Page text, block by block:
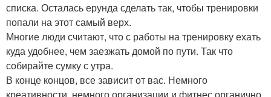
списка. Осталась ерунда сделать так, чтобы тренировки
попали на этот самый верх.
Многие люди считают, что с работы на тренировку ехать
куда удобнее, чем заезжать домой по пути. Так что
собирайте сумку с утра.
В конце концов, все зависит от вас. Немного